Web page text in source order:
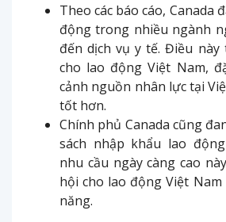
Theo các báo cáo, Canada
động trong nhiều ngành
đến dịch vụ y tế. Điều
cho lao động Việt Nam,
cảnh nguồn nhân lực tại
tốt hơn.
Chính phủ Canada cũng
sách nhập khẩu lao
nhu cầu ngày càng cao
hội cho lao động Việt
năng.